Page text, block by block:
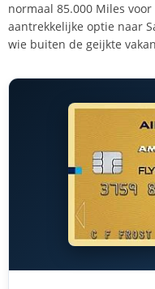
normaal 85.000 Miles
aantrekkelijke optie naar
wie buiten de geijkte